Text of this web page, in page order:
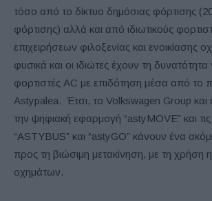
τόσο από το δίκτυο δημόσιας φόρτισης
φόρτισης) αλλά και από ιδιωτικούς
επιχειρήσεων φιλοξενίας και ενοικίασης
φυσικά και οι ιδιώτες έχουν τη
φορτιστές AC με επιδότηση μέσα από το
Astypalea. Έτσι, το Volkswagen Group και
την ψηφιακή εφαρμογή “astyMOVE” και
“ASTYBUS” και “astyGO” κάνουν ένα
προς τη βιώσιμη μετακίνηση, με τη χρήση
οχημάτων.